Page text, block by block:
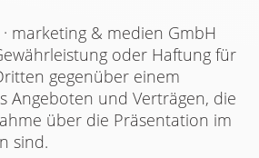
marketing & medien GmbH
oder Haftung für
gegenüber einem
Angeboten und Verträgen, die
über die Präsentation im
sind.